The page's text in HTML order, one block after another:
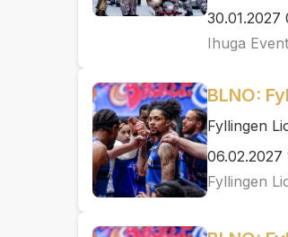
30.01.2027
Ihuga Event
BLNO:
Fyllingen
06.02.2027
Fyllingen